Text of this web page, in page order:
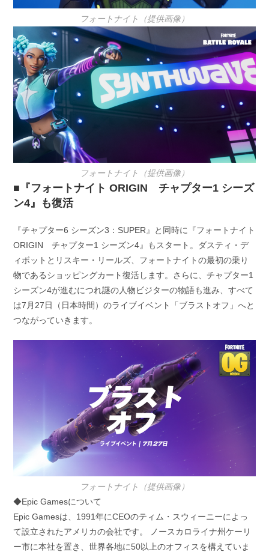
フォートナイト（提供画像）
フォートナイト（提供画像）
■『フォートナイト ORIGIN チャプター1 シーズ
ン4』も復活
『チャプター6 シーズン3：SUPER』と同時に『フォートナイト
ORIGIN チャプター1 シーズン4』もスタート。ダスティ・デ
ィボットとリスキー・リールズ、フォートナイトの最初の乗り
物であるショッピングカート復活します。さらに、チャプター1
シーズン4が進むにつれ謎の人物ビジターの物語も進み、すべて
は7月27日（日本時間）のライブイベント「ブラストオフ」へと
つながっていきます。
フォートナイト（提供画像）
◆Epic Gamesについて
Epic Gamesは、1991年にCEOのティム・スウィーニーによっ
て設立されたアメリカの会社です。 ノースカロライナ州ケーリ
ー市に本社を置き、世界各地に50以上のオフィスを構えていま